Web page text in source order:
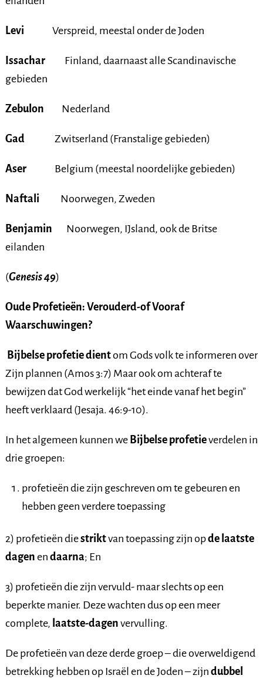
Levi Verspreid, meestal onder de Joden
IssacharFinland, daarnaast alle Scandinavische
gebieden
Zebulon Nederland
GadZwitserland (Franstalige gebieden)
AserBelgium (meestal noordelijke gebieden)
Naftali Noorwegen, Zweden
Benjamin Noorwegen, IJsland, ook de Britse
eilanden
(Genesis 49)
Oude Profetieën: Verouderd-of Vooraf
Waarschuwingen?
Bijbelse profetie dientom Gods volk te informeren over
Zijn plannen (Amos 3:7) Maar ook om achteraf te
bewijzen dat God werkelijk “het einde vanaf het begin”
heeft verklaard (Jesaja. 46:9-10).
In het algemeen kunnen we Bijbelse profetieverdelen in
drie groepen:
profetieën die zijn geschreven om te gebeuren en
hebben geen verdere toepassing
2) profetieën diestriktvan toepassing zijn opde laatste
dagen en daarna; En
3) profetieën die zijn vervuld- maar slechts op een
beperkte manier. Deze wachten dus op een meer
complete, laatste-dagen vervulling.
De profetieën van deze derde groep – die overweldigend
betrekking hebben op Israël en de Joden – zijn dubbel